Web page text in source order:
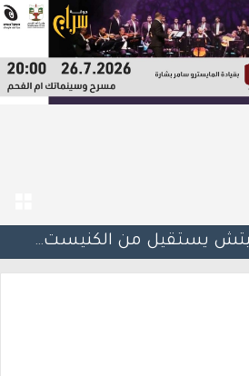
يوآف سيغالوفيتش يستقيل من الكنيست ويغادر “يش عتيد”.. وترقب لوجهته السياسية المقبلة